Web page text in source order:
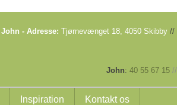
John - Adresse: Tjørnevænget 18, 4050 Skibby//
John: 40 55 67 15 //
Inspiration Kontakt os